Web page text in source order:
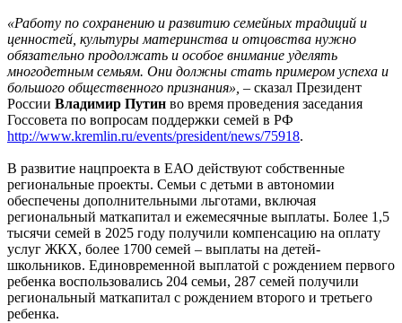
«Работу по сохранению и развитию семейных традиций и
ценностей, культуры материнства и отцовства нужно
обязательно продолжать и особое внимание уделять
многодетным семьям. Они должны стать примером успеха и
большого общественного признания», – сказал Президент
России Владимир Путин во время проведения заседания
Госсовета по вопросам поддержки семей в РФ
http://www.kremlin.ru/events/president/news/75918.
В развитие нацпроекта в ЕАО действуют собственные
региональные проекты. Семьи с детьми в автономии
обеспечены дополнительными льготами, включая
региональный маткапитал и ежемесячные выплаты. Более 1,5
тысячи семей в 2025 году получили компенсацию на оплату
услуг ЖКХ, более 1700 семей – выплаты на детей-
школьников. Единовременной выплатой с рождением первого
ребенка воспользовались 204 семьи, 287 семей получили
региональный маткапитал с рождением второго и третьего
ребенка.